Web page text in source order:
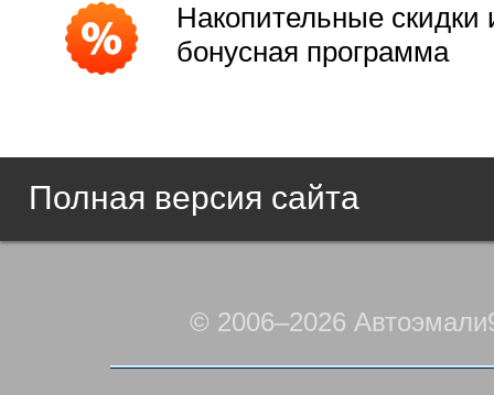
Накопительные скидки
бонусная программа
Полная версия сайта
© 2006–2026